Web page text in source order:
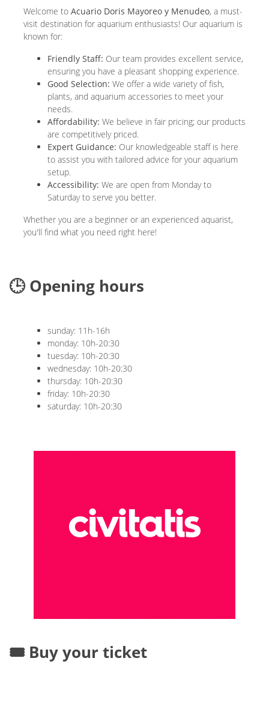
Welcome to Acuario Doris Mayoreo y Menudeo, a must-
visit destination for aquarium enthusiasts! Our aquarium is
known for:
Friendly Staff: Our team provides excellent service,
ensuring you have a pleasant shopping experience.
Good Selection: We offer a wide variety of fish,
plants, and aquarium accessories to meet your
needs.
Affordability: We believe in fair pricing; our products
are competitively priced.
Expert Guidance: Our knowledgeable staff is here
to assist you with tailored advice for your aquarium
setup.
Accessibility: We are open from Monday to
Saturday to serve you better.
Whether you are a beginner or an experienced aquarist,
you'll find what you need right here!
🕒 Opening hours
sunday: 11h-16h
monday: 10h-20:30
tuesday: 10h-20:30
wednesday: 10h-20:30
thursday: 10h-20:30
friday: 10h-20:30
saturday: 10h-20:30
🎟️ Buy your ticket